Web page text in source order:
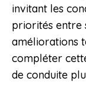
invitant les
priorités entre
améliorations
compléter
de conduite